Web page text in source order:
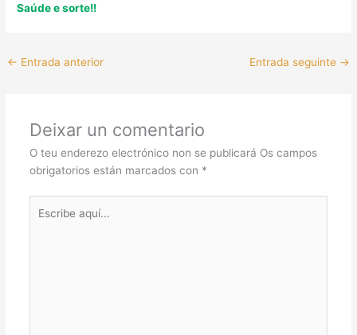
Saúde e sorte!!
← Entrada anterior Entrada seguinte →
Deixar un comentario
O teu enderezo electrónico non se publicará Os campos
obrigatorios están marcados con *
aquí...